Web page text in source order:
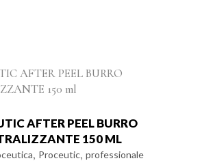
AFTER PEEL BURRO
150 ML
, Proceutic, professionale